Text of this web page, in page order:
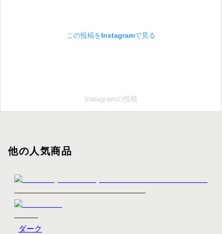
この投稿をInstagramで見る
Instagramの投稿
他の人気商品
ダーク